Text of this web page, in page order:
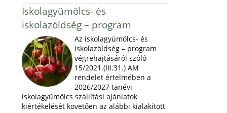
Iskolagyümölcs- és
iskolazöldség – program
Az iskolagyümölcs- és
iskolazöldség – program
végrehajtásáról szóló
15/2021.(III.31.) AM
rendelet értelmében a
2026/2027 tanévi
iskolagyümölcs szállítási ajánlatok
kiértékelését követően az alábbi kialakított